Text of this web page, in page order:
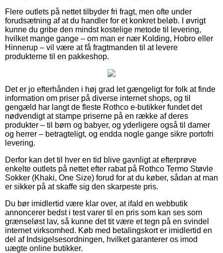
Flere outlets på nettet tilbyder fri fragt, men ofte under
forudsætning af at du handler for et konkret beløb. I øvrigt
kunne du gribe den mindst kostelige metode til levering,
hvilket mange gange – om man er nær Kolding, Hobro eller
Hinnerup – vil være at få fragtmanden til at levere
produkterne til en pakkeshop.
Det er jo efterhånden i høj grad let gængeligt for folk at finde
information om priser på diverse internet shops, og til
gengæld har langt de fleste Rothco e-butikker fundet det
nødvendigt at stampe priserne på en række af deres
produkter – til børn og babyer, og yderligere også til damer
og herrer – betragteligt, og endda nogle gange sikre portofri
levering.
Derfor kan det til hver en tid blive gavnligt at efterprøve
enkelte outlets på nettet efter rabat på Rothco Termo Støvle
Sokker (Khaki, One Size) forud for at du køber, sådan at man
er sikker på at skaffe sig den skarpeste pris.
Du bør imidlertid være klar over, at ifald en webbutik
annoncerer bedst i test varer til en pris som kan ses som
grænseløst lav, så kunne det tit være et tegn på en svindel
internet virksomhed. Køb med betalingskort er imidlertid en
del af Indsigelsesordningen, hvilket garanterer os imod
uægte online butikker.